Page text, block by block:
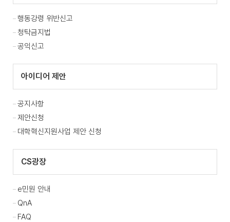
행동강령 위반신고
청탁금지법
공익신고
아이디어 제안
공지사항
제안신청
대학혁신지원사업 제안 신청
CS광장
e민원 안내
QnA
FAQ